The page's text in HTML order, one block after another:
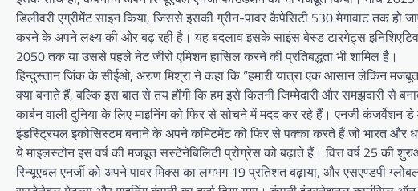
डिलीवरी एग्रीमेंट साइन किया, जिससे इसकी ग्रीन-पावर कैपेसिटी 530 मेगावाट तक हो
करने के अपने लक्ष्य की ओर बढ़ रही है। यह बदलाव इसके साइंस बेस्ड टारगेट्स
2050 तक या उससे पहले नेट जीरो एमिशन हासिल करने की प्रतिबद्धता भी शामिल है।
हिन्दुस्तान जिंक के सीईओ, अरुण मिश्रा ने कहा कि “हमारी यात्रा एक आसान लेकिन
क्या बनाते हैं, बल्कि इस बात से तय होंगी कि हम इसे कितनी जिम्मेदारी और समझदारी से
कार्बन वाली दुनिया के लिए माइनिंग को फिर से सोचने में मदद कर रहे हैं। एनर्जी
इंडस्ट्रियल इकोसिस्टम बनाने के अपने कमिटमेंट को फिर से पक्का करते हैं जो भारत और
ये माइलस्टोन इस वर्ष की मजबूत सस्टेनेबिलिटी प्रोग्रेस को बढ़ाते हैं। वित्त वर्ष 25 की
रिन्यूएबल एनर्जी को अपने पावर मिक्स का लगभग 19 प्रतिशत बढ़ाया, और एसएण्डपी